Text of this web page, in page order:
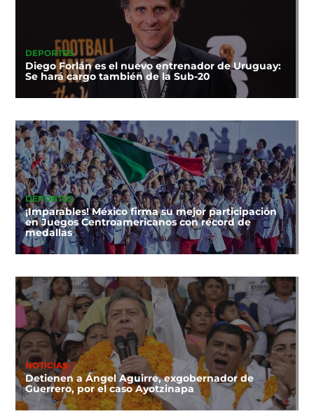
DEPORTES
Diego Forlán es el nuevo entrenador de Uruguay:
Se hará cargo también de la Sub-20
DEPORTES
¡Imparables! México firma su mejor participación
en Juegos Centroamericanos con récord de
medallas
NOTICIAS
Detienen a Ángel Aguirre, exgobernador de
Guerrero, por el caso Ayotzinapa